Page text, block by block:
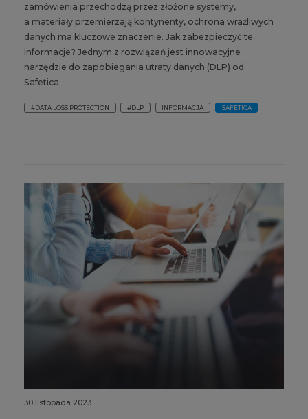
zamówienia przechodzą przez złożone systemy,
a materiały przemierzają kontynenty, ochrona wrażliwych
danych ma kluczowe znaczenie. Jak zabezpieczyć te
informacje? Jednym z rozwiązań jest innowacyjne
narzędzie do zapobiegania utraty danych (DLP) od
Safetica.
#DATA LOSS PROTECTION #DLP INFORMACJA SAFETICA
30 listopada 2023